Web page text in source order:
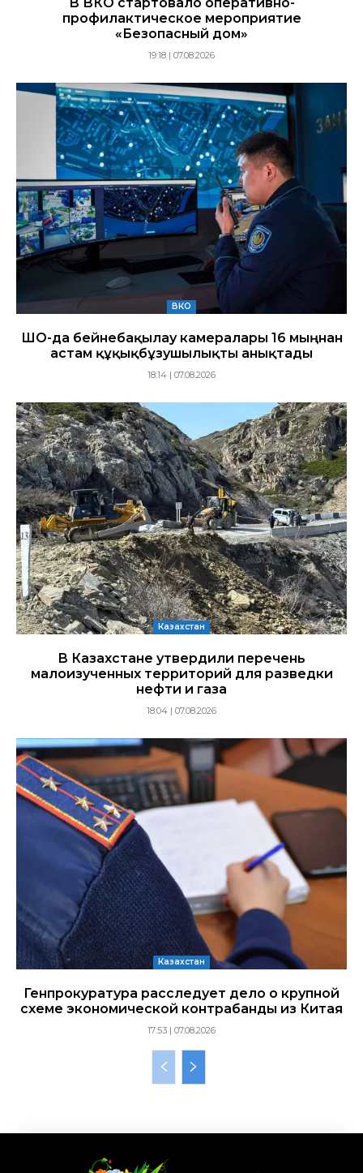
профилактическое мероприятие
«Безопасный дом»
19:18 | 07.08.2026
ВКО
ШҚО-да бейнебақылау камералары 16 мыңнан
астам құқықбұзушылықты анықтады
18:14 | 07.08.2026
Казахстан
В Казахстане утвердили перечень
малоизученных территорий для разведки
нефти и газа
18:04 | 07.08.2026
Казахстан
Генпрокуратура расследует дело о крупной
схеме экономической контрабанды из Китая
17:53 | 07.08.2026